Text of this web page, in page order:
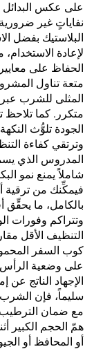
على عكس البدائل
نفاياتٍ غير
البلاستيك بفضل
لإعادة
الحفاظ على
متعة تناول
المثلى للشرب
متكرر. كما تلاحظ
الجودة تلوُّث
وترتقي كفاءة
المدروس الذي
شاملاً يمنع نمو
فيمكِّنك من ترقية
بالكامل، ما يحقِّق
وتتراكم وفورات
التنظيف الأقل
كوب السفر
على وضعية الرأس
الإجهاد الناتج عن
سليماً، فإن
مع ضمان الترطيب
همّ الحجم الكبير
أو المحافظ أو